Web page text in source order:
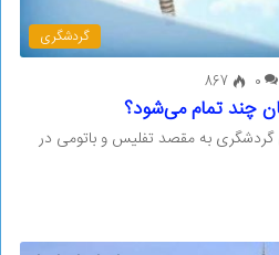
گردشگری
0
867
چند تمام می‌شود؟
گردشگری به مقصد تفلیس و باتومی در